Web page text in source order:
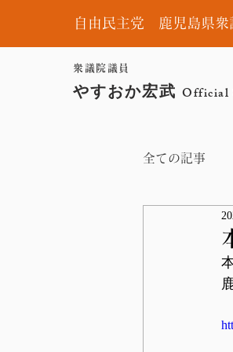
自由民主党 鹿児島県衆
衆議院議員
やすおか宏武 Official
全ての記事